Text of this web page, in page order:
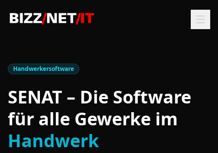
Handwerkersoftware
SENAT – Die Software
für alle Gewerke im
Handwerk